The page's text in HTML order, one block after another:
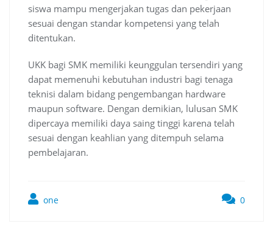
siswa mampu mengerjakan tugas dan pekerjaan
sesuai dengan standar kompetensi yang telah
ditentukan.
UKK bagi SMK memiliki keunggulan tersendiri yang
dapat memenuhi kebutuhan industri bagi tenaga
teknisi dalam bidang pengembangan hardware
maupun software. Dengan demikian, lulusan SMK
dipercaya memiliki daya saing tinggi karena telah
sesuai dengan keahlian yang ditempuh selama
pembelajaran.
one 0